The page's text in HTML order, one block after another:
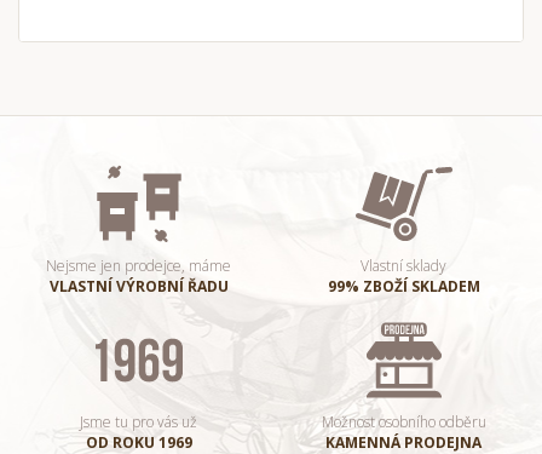
Nejsme jen prodejce, máme
VLASTNÍ VÝROBNÍ ŘADU
Vlastní sklady
99% ZBOŽÍ SKLADEM
Jsme tu pro vás už
OD ROKU 1969
Možnost osobního odběru
KAMENNÁ PRODEJNA